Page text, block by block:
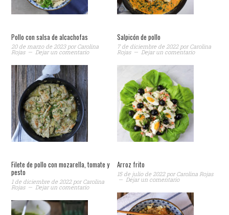
Pollo con salsa de alcachofas
20 de marzo de 2023porCarolina
Rojas Dejar un comentario
Salpicón de pollo
7 de diciembre de 2022porCarolina
Rojas Dejar un comentario
Filete de pollo con mozarella, tomate y
pesto
1 de diciembre de 2022porCarolina
Rojas Dejar un comentario
Arroz frito
15 de julio de 2022porCarolina Rojas
Dejar un comentario